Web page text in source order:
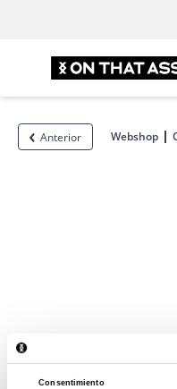
Consentimiento
Anterior Webshop